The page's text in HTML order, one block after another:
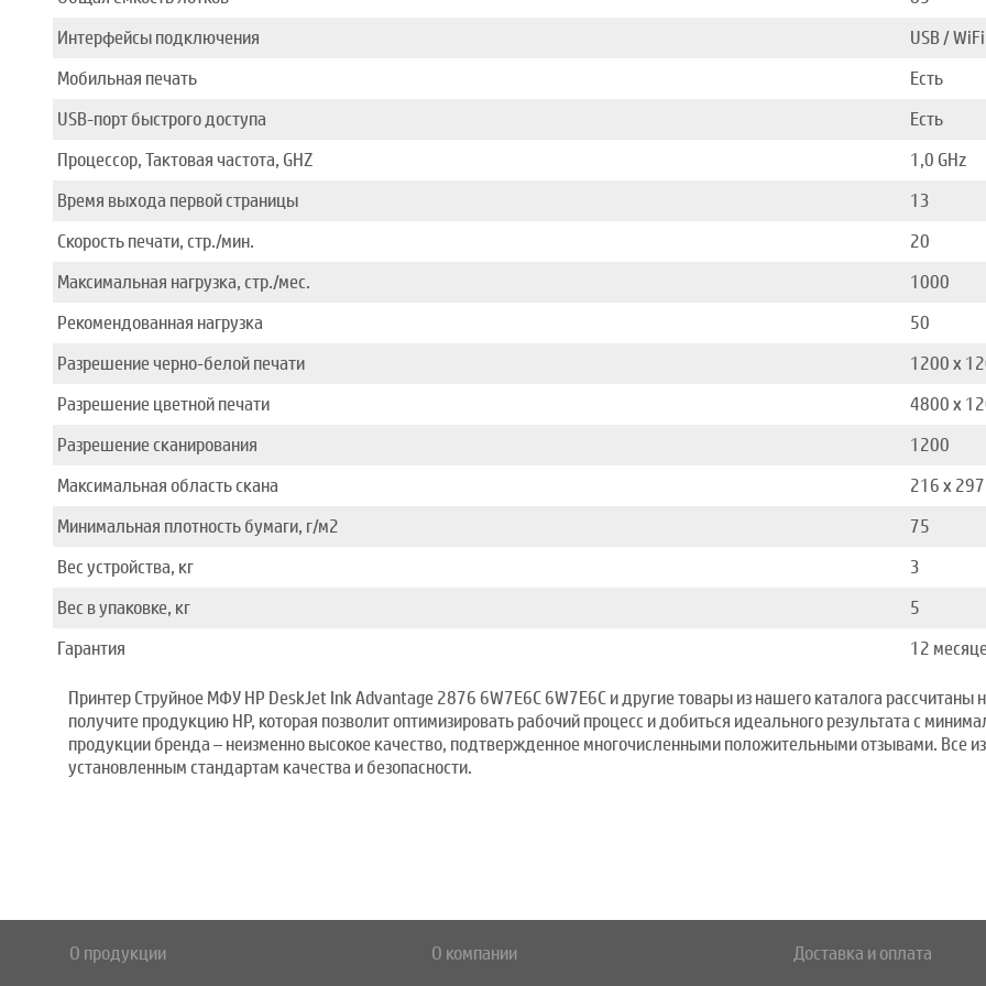
Интерфейсы подключения
USB / WiFi
Мобильная печать
Есть
USB-порт быстрого доступа
Есть
Процессор, Тактовая частота, GHZ
1,0 GHz
Время выхода первой страницы
13
Скорость печати, стр./мин.
20
Максимальная нагрузка, стр./мес.
1000
Рекомендованная нагрузка
50
Разрешение черно-белой печати
1200 x
Разрешение цветной печати
4800 x
Разрешение сканирования
1200
Максимальная область скана
216 x
Минимальная плотность бумаги, г/м2
75
Вес устройства, кг
3
Вес в упаковке, кг
5
Гарантия
12
Принтер Струйное МФУ HP DeskJet Ink Advantage 2876 6W7E6C 6W7E6C и другие товары из нашего каталога
получите продукцию HP, которая позволит оптимизировать рабочий процесс и добиться идеального результата с
продукции бренда – неизменно высокое качество, подтвержденное многочисленными положительными отзывами. Все
установленным стандартам качества и безопасности.
О продукции О компании Доставка и оплата